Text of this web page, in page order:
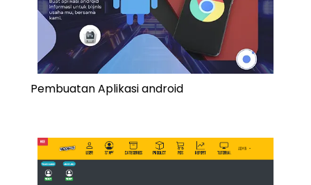
Pembuatan Aplikasi android